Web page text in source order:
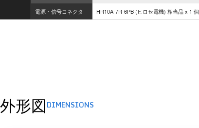
電源・信号コネクタ HR10A-7R-6PB (ヒロセ電機) 相当品 x 1 個
DIMENSIONS
外形図